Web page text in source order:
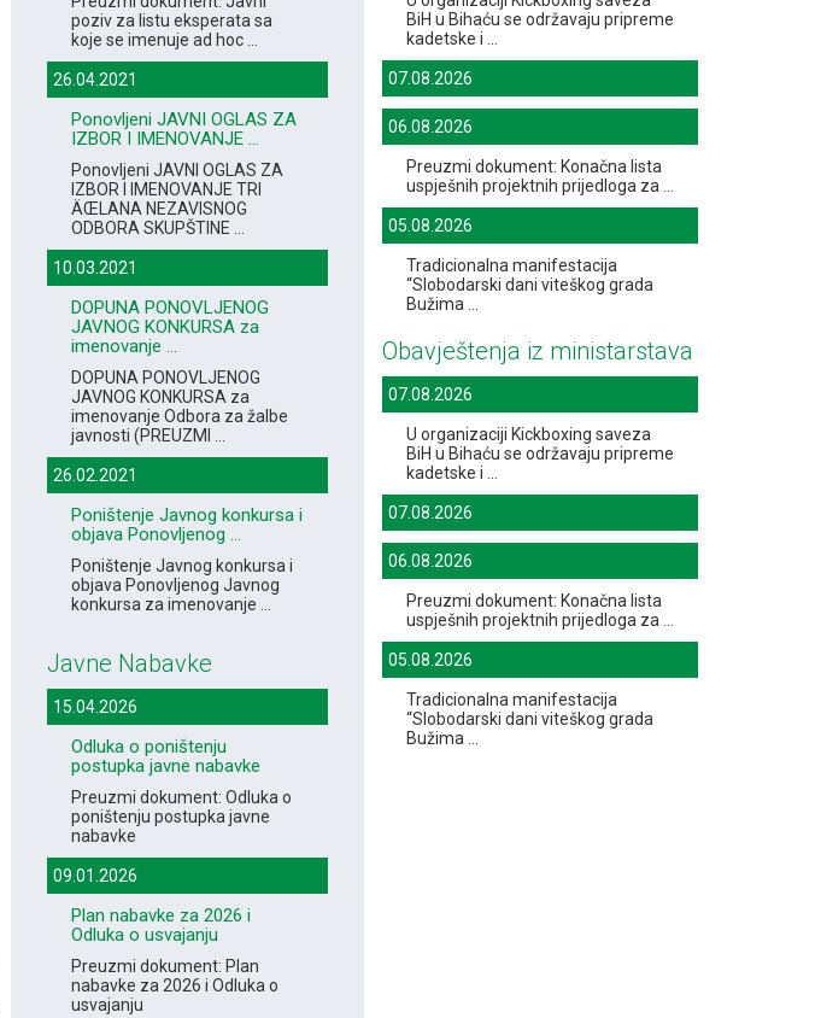
poziv za listu eksperata sa
koje se imenuje ad hoc ...
26.04.2021
Ponovljeni JAVNI OGLAS ZA
IZBOR I IMENOVANJE ...
Ponovljeni JAVNI OGLAS ZA
IZBOR I IMENOVANJE TRI
ÄŒLANA NEZAVISNOG
ODBORA SKUPŠTINE ...
10.03.2021
DOPUNA PONOVLJENOG
JAVNOG KONKURSA za
imenovanje ...
DOPUNA PONOVLJENOG
JAVNOG KONKURSA za
imenovanje Odbora za žalbe
javnosti (PREUZMI ...
26.02.2021
Poništenje Javnog konkursa i
objava Ponovljenog ...
Poništenje Javnog konkursa i
objava Ponovljenog Javnog
konkursa za imenovanje ...
Javne Nabavke
15.04.2026
Odluka o poništenju
postupka javne nabavke
Preuzmi dokument: Odluka o
poništenju postupka javne
nabavke
09.01.2026
Plan nabavke za 2026 i
Odluka o usvajanju
Preuzmi dokument: Plan
nabavke za 2026 i Odluka o
usvajanju
BiH u Bihaću se održavaju pripreme
kadetske i ...
07.08.2026
06.08.2026
Preuzmi dokument: Konačna lista
uspješnih projektnih prijedloga za ...
05.08.2026
Tradicionalna manifestacija
“Slobodarski dani viteškog grada
Bužima ...
Obavještenja iz ministarstava
07.08.2026
U organizaciji Kickboxing saveza
BiH u Bihaću se održavaju pripreme
kadetske i ...
07.08.2026
06.08.2026
Preuzmi dokument: Konačna lista
uspješnih projektnih prijedloga za ...
05.08.2026
Tradicionalna manifestacija
“Slobodarski dani viteškog grada
Bužima ...